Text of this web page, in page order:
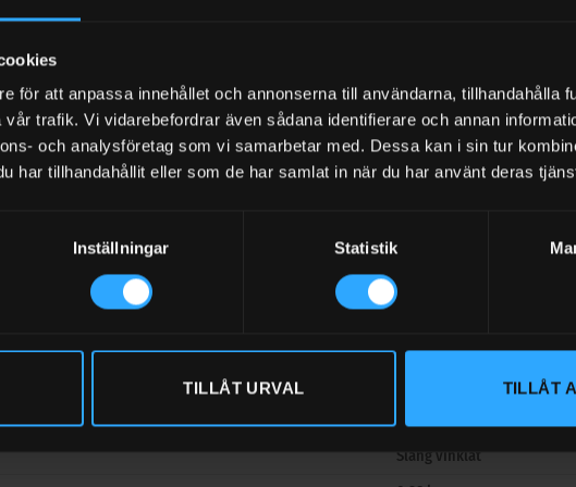
för att anpassa innehållet och annonserna till användarna, tillhandahålla
trafik. Vi vidarebefordrar även sådana identifierare och annan
och analysföretag som vi samarbetar med. Dessa kan i sin tur
har tillhandahållit eller som de har samlat in när du har använt deras
Inställningar Statistik
TILLÅT URVAL TILLÅT
Glykol, Olja
Slang vinklat 90° – Non-
UTLOPP L/MIN
1-40 liter/min
Automatisk
INV.
100 bar
Slang vinklat